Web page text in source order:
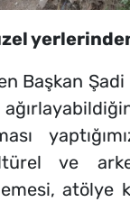
Başkan
ve